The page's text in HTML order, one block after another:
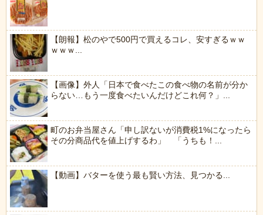
【朗報】松のやで500円で買えるコレ、安すぎるｗｗ
ｗｗｗ...
【画像】外人「日本で食べたこの食べ物の名前が分か
らない…もう一度食べたいんだけどこれ何？」...
町のお弁当屋さん「申し訳ないが消費税1%になったら
その分商品代を値上げするわ」 「うちも！...
【動画】バターを使う最も賢い方法、見つかる...